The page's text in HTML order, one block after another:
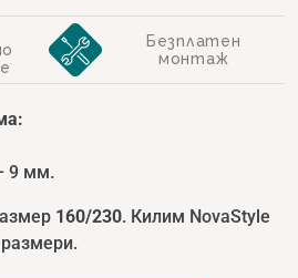
Безплатен
монтаж
9 мм.
160/230. Килим NovaStyle